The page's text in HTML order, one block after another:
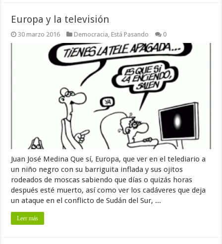
Europa y la televisión
30 marzo 2016 Democracia, Está Pasando 0
Juan José Medina Que sí, Europa, que ver en el telediario a
un niño negro con su barriguita inflada y sus ojitos
rodeados de moscas sabiendo que días o quizás horas
después esté muerto, así como ver los cadáveres que deja
un ataque en el conflicto de Sudán del Sur, ...
Leer más